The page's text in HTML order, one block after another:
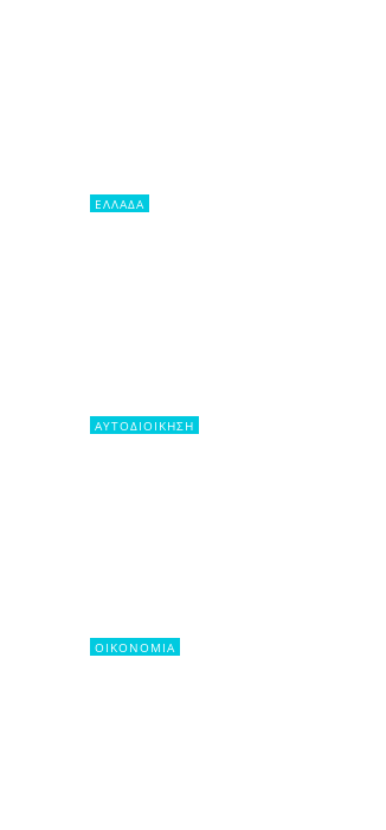
ΕΛΛΑΔΑ
ΑΥΤΟΔΙΟΙΚΗΣΗ
OIKONOMIA